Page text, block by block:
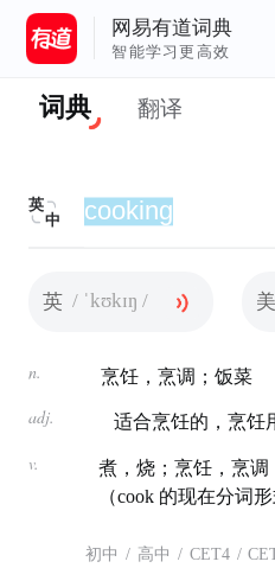
网易有道词典
智能学习更高效
词典 翻译
英
中
英 / ˈkʊkɪŋ / 美
n. 烹饪，烹调；饭菜
adj. 适合烹饪的，烹饪
v.
煮，烧；烹饪，烹调
（cook 的现在分词形
初中 / 高中 / CET4 /